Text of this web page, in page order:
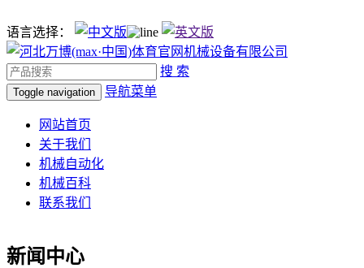
语言选择：
搜 索
Toggle navigation 导航菜单
网站首页
关于我们
机械自动化
机械百科
联系我们
新闻中心